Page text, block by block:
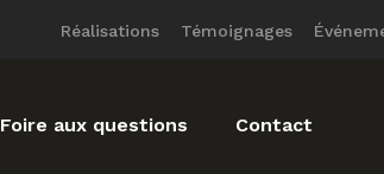
Réalisations Témoignages
Foire aux questions Contact